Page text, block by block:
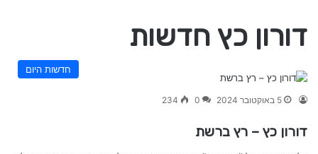
דורון כץ חדשות
חדשות היום
5 באוקטובר 2024 0
234
דורון כץ – רץ ברשת